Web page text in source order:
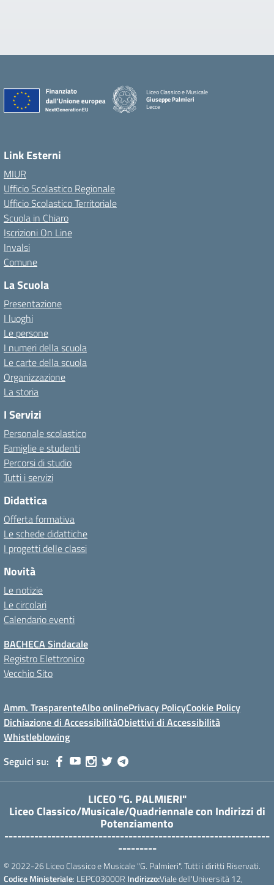
Liceo Classico e Musicale
Giuseppe Palmieri
Lecce
Link Esterni
MIUR
Ufficio Scolastico Regionale
Ufficio Scolastico Territoriale
Scuola in Chiaro
Iscrizioni On Line
Invalsi
Comune
La Scuola
Presentazione
I luoghi
Le persone
I numeri della scuola
Le carte della scuola
Organizzazione
La storia
I Servizi
Personale scolastico
Famiglie e studenti
Percorsi di studio
Tutti i servizi
Didattica
Offerta formativa
Le schede didattiche
I progetti delle classi
Novità
Le notizie
Le circolari
Calendario eventi
BACHECA Sindacale
Registro Elettronico
Vecchio Sito
Amm. TrasparenteAlbo onlinePrivacy PolicyCookie Policy
Dichiazione di AccessibilitàObiettivi di Accessibilità
Whistleblowing
Seguici su:
LICEO "G. PALMIERI"
Liceo Classico/Musicale/Quadriennale con Indirizzi di
Potenziamento
--------------------------------------------------------------
---------
© 2022-26 Liceo Classico e Musicale "G. Palmieri". Tutti i diritti Riservati.
Codice Ministeriale: LEPC03000R Indirizzo:Viale dell'Università 12,